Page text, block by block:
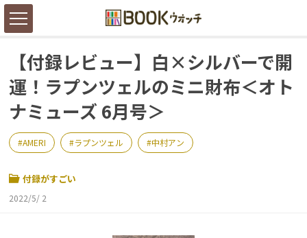
【付録レビュー】白×シルバーで開
運！ラプンツェルのミニ財布＜オト
ナミューズ 6月号＞
AMERI ラプンツェル 中村アン
付録がすごい
2022/5/ 2